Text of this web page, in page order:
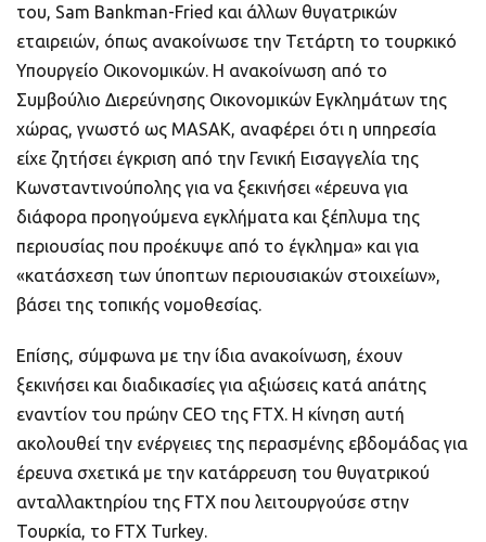
του, Sam Bankman-Fried και άλλων θυγατρικών
εταιρειών, όπως ανακοίνωσε την Τετάρτη το τουρκικό
Υπουργείο Οικονομικών. Η ανακοίνωση από το
Συμβούλιο Διερεύνησης Οικονομικών Εγκλημάτων της
χώρας, γνωστό ως MASAK, αναφέρει ότι η υπηρεσία
είχε ζητήσει έγκριση από την Γενική Εισαγγελία της
Κωνσταντινούπολης για να ξεκινήσει «έρευνα για
διάφορα προηγούμενα εγκλήματα και ξέπλυμα της
περιουσίας που προέκυψε από το έγκλημα» και για
«κατάσχεση των ύποπτων περιουσιακών στοιχείων»,
βάσει της τοπικής νομοθεσίας.
Επίσης, σύμφωνα με την ίδια ανακοίνωση, έχουν
ξεκινήσει και διαδικασίες για αξιώσεις κατά απάτης
εναντίον του πρώην CEO της FTX. Η κίνηση αυτή
ακολουθεί την ενέργειες της περασμένης εβδομάδας για
έρευνα σχετικά με την κατάρρευση του θυγατρικού
ανταλλακτηρίου της FTX που λειτουργούσε στην
Τουρκία, το FTX Turkey.